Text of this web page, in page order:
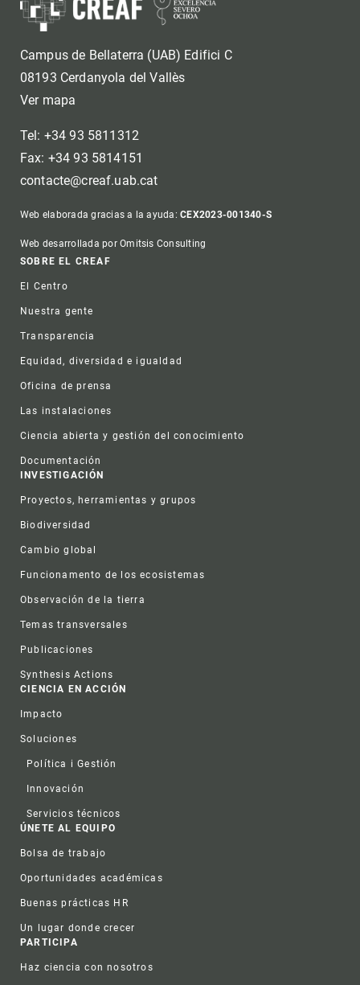
Campus de Bellaterra (UAB) Edifici C
08193 Cerdanyola del Vallès
Ver mapa
Tel: +34 93 5811312
Fax: +34 93 5814151
contacte@creaf.uab.cat
Web elaborada gracias a la ayuda:CEX2023-001340-S
Web desarrollada por Omitsis Consulting
Footer
SOBRE EL CREAF
El Centro
Nuestra gente
Transparencia
Equidad, diversidad e igualdad
Oficina de prensa
Las instalaciones
Ciencia abierta y gestión del conocimiento
Documentación
INVESTIGACIÓN
Proyectos, herramientas y grupos
Biodiversidad
Cambio global
Funcionamento de los ecosistemas
Observación de la tierra
Temas transversales
Publicaciones
Synthesis Actions
CIENCIA EN ACCIÓN
Impacto
Soluciones
Política i Gestión
Innovación
Servicios técnicos
ÚNETE AL EQUIPO
Bolsa de trabajo
Oportunidades académicas
Buenas prácticas HR
Un lugar donde crecer
PARTICIPA
Haz ciencia con nosotros